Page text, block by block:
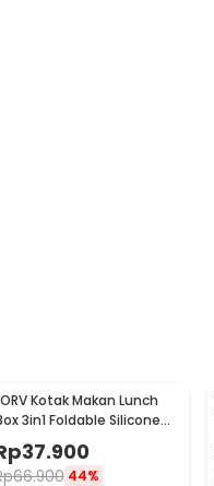
Kotak Makan Lunch
3in1 Foldable Silicone
300ml 600ml 1200ml - B1
37.900
66.900 44%